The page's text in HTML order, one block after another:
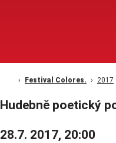
Festival Colores. 2017
Hudebně poetický
28.7. 2017, 20:00